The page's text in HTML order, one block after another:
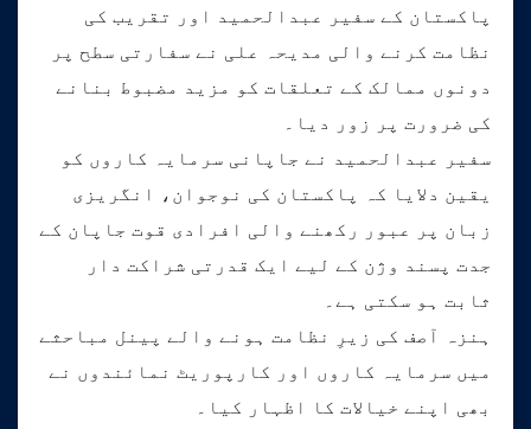
پاکستان کے سفیر عبدالحمید اور تقریب کی
نظامت کرنے والی مدیحہ علی نے سفارتی سطح پر
دونوں ممالک کے تعلقات کو مزید مضبوط بنانے
کی ضرورت پر زور دیا۔
سفیر عبدالحمید نے جاپانی سرمایہ کاروں کو
یقین دلایا کہ پاکستان کی نوجوان، انگریزی
زبان پر عبور رکھنے والی افرادی قوت جاپان کے
جدت پسند وژن کے لیے ایک قدرتی شراکت دار
ثابت ہو سکتی ہے۔
ہنزہ آصف کی زیرِ نظامت ہونے والے پینل مباحثے
میں سرمایہ کاروں اور کارپوریٹ نمائندوں نے
بھی اپنے خیالات کا اظہار کیا۔